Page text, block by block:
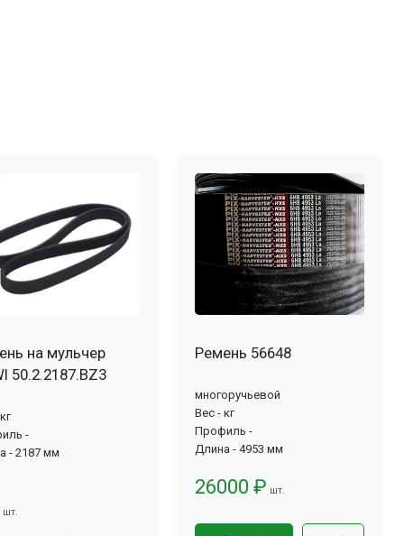
на мульчер
50.2.2187.BZ3
-
- 2187 мм
шт.
Ремень 56648
многоручьевой
Вес - кг
Профиль -
Длина - 4953 мм
26000 ₽ шт.